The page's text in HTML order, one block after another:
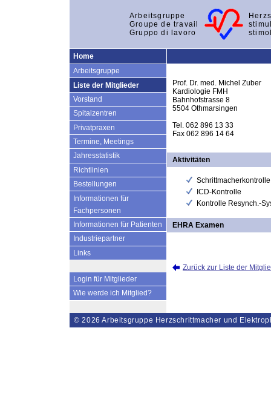
Arbeitsgruppe
Groupe de travail
Gruppo di lavoro
Home
Arbeitsgruppe
Liste der Mitglieder
Vorstand
Spitalzentren
Privatpraxen
Termine, Meetings
Jahresstatistik
Richtlinien
Bestellungen
Informationen für
Fachpersonen
Informationen für Patienten
Industriepartner
Links
Login für Mitglieder
Wie werde ich Mitglied?
Prof. Dr. med. Michel Zuber
Kardiologie FMH
Bahnhofstrasse 8
5504 Othmarsingen
Tel. 062 896 13 33
Fax 062 896 14 64
Aktivitäten
Schrittmacherkontrolle
ICD-Kontrolle
Kontrolle Resynch.-
EHRA Examen
Zurück zur Liste der
© 2026 Arbeitsgruppe Herzschrittmacher und